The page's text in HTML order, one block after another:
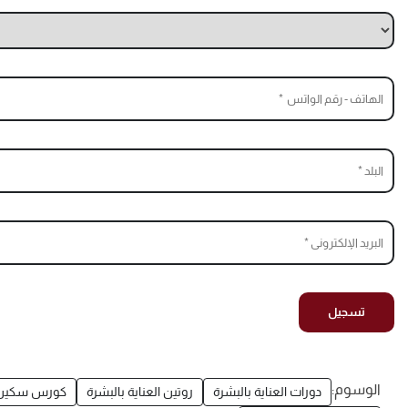
الوسوم: دورات العناية بالبشرة روتين العناية بالبشرة كورس